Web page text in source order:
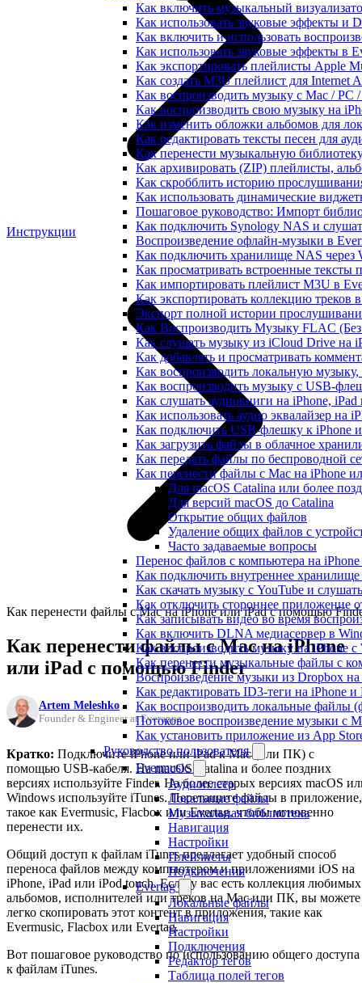
Как включить музыкальный
Как использовать звуковые эффекты и
Как включить и использовать
Как использовать звуковые эффекты в
Как экспортировать плейлисты Apple
Как создать M3U плейлист для Internet
Как воспроизводить музыку с Mac /
Как воспроизводить свою музыку на
Как изменить обложки альбомов для
Как редактировать тексты песен для
Как перенести музыкальную
Как архивировать (ZIP) плейлисты,
Как скробблить историю
Как использовать динамические
Пошаговое руководство: Импорт
Как подключить Synology NAS и
Воспроизведение офлайн-музыки в
Как подключить хранилище NAS через
Как просматривать встроенные
Как импортировать плейлист M3U в
Как экспортировать коллекцию
Экспорт полной истории
Как Воспроизводить Музыку FLAC
Как слушать музыку из iCloud Drive на
Как добавлять и просматривать
Как воспроизводить локальную
Как воспроизводить музыку с USB-
Как слушать аудиокниги на iPhone,
Как использовать аудио эквалайзер на
Как подключить USB-флешку к iPhone
Как загрузить файлы в облачное
Как передать файлы по беспроводной
Как перенести файлы с Mac на iPhone
Для macOS Catalina или более
Для версий macOS до Catalina
Открытие общих файлов
Удаление общих файлов с
Часто задаваемые вопросы
Перенос файлов с компьютера на
Как подключить внутреннее
Как скачать музыку с YouTube и
Как отключить стороннее приложение
Как записывать видео во время
Как включить DLNA медиасервер в
Как воспроизводить музыку на iPhone
Как перенести музыкальные файлы с
Воспроизведение музыки из Dropbox
Как редактировать ID3-теги на iPhone и
Как воспроизводить локальные файлы
Потоковое воспроизведение музыки с
Как установить приложение из App
Руководство пользователя
Evermusic
Аудиоплеер
Локальные файлы
Музыкальная библиотека
Навигация
Настройки
Плейлисты
Подключения
Evertag
Локальные файлы
Навигация
Настройки
Подключения
Редактор тегов
Таблица полей тегов
Инструкции
Как перенести файлы с Mac на iPhone или iPad с помощью
Как перенести файлы с Mac на iPhone
или iPad с помощью Finder
Artem Meleshko
Founder & Engineer at Everappz
Кратко: Подключите iPhone или iPad к Mac (или ПК) с
помощью USB-кабеля. На macOS Catalina и более поздних
версиях используйте Finder. На более старых версиях macOS
Windows используйте iTunes. Перетащите файлы в приложение,
такое как Evermusic, Flacbox или Evertag, чтобы мгновенно
перенести их.
Общий доступ к файлам iTunes предлагает удобный способ
переноса файлов между компьютером и приложениями iOS на
iPhone, iPad или iPod touch. Если у вас есть коллекция любимых
альбомов, исполнителей или треков на Mac или ПК, вы можете
легко скопировать этот контент в приложения, такие как
Evermusic, Flacbox или Evertag.
Вот пошаговое руководство по использованию общего доступа
к файлам iTunes.